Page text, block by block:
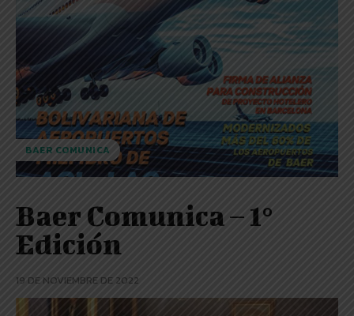
BAER COMUNICA
Baer Comunica – 1°
Edición
19 DE NOVIEMBRE DE 2022